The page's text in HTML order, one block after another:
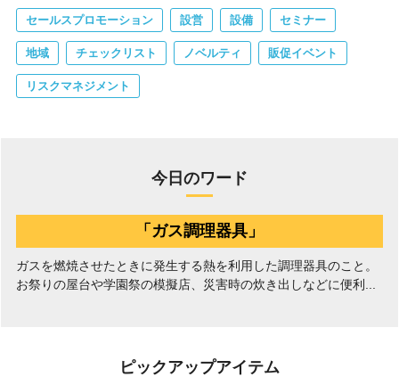
セールスプロモーション 設営 設備 セミナー
地域 チェックリスト ノベルティ 販促イベント
リスクマネジメント
今日のワード
「ガス調理器具」
ガスを燃焼させたときに発生する熱を利用した調理器具のこと。
お祭りの屋台や学園祭の模擬店、災害時の炊き出しなどに便利...
ピックアップアイテム